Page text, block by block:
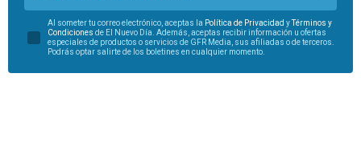
Al someter tu correo electrónico, aceptas la Política de Privacidad yTérminos y
Condiciones de El Nuevo Día. Además, aceptas recibir información u ofertas
especiales de productos o servicios de GFR Media, sus afiliadas o de terceros.
Podrás optar salirte de los boletines en cualquier momento.